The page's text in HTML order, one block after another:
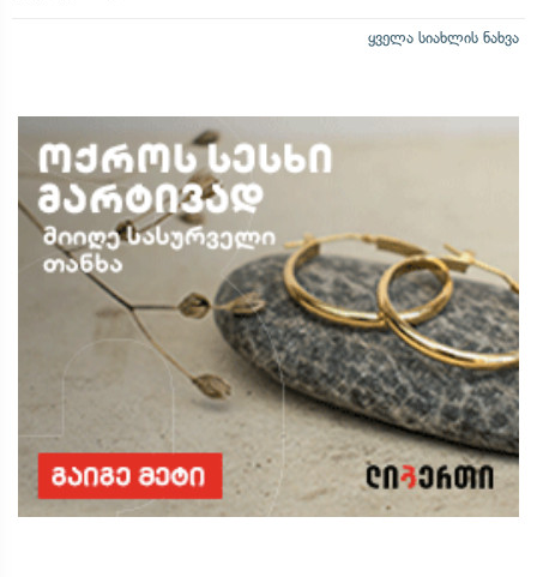
ყველა სიახლის ნახვა